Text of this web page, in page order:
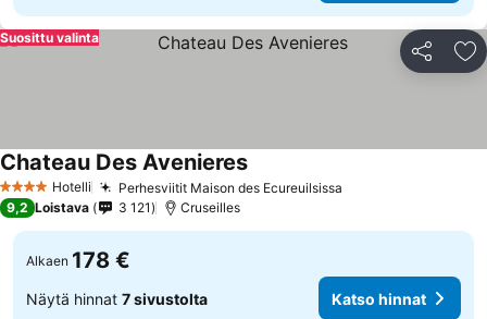
Jaa
Suosittu valinta
4 Tähtiluokitus
Hotelli Perhesviitit Maison des Ecureuilsissa
Chateau Des AvenieresKatso hinnat
9,2 Loistava 3 121 Cruseilles
Alkaen 178 €
Näytä hinnat 7 sivustolta Katso hinnat